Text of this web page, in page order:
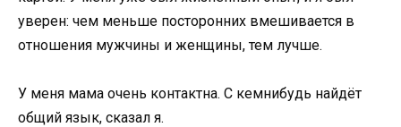
уверен: чем меньше посторонних вмешивается в
отношения мужчины и женщины, тем лучше.
У меня мама очень контактна. С кемнибудь найдёт
общий язык, сказал я.